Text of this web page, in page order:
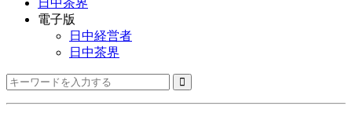
日中茶界
電子版
日中経営者
日中茶界